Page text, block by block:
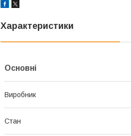
Характеристики
Основні
Виробник
Стан